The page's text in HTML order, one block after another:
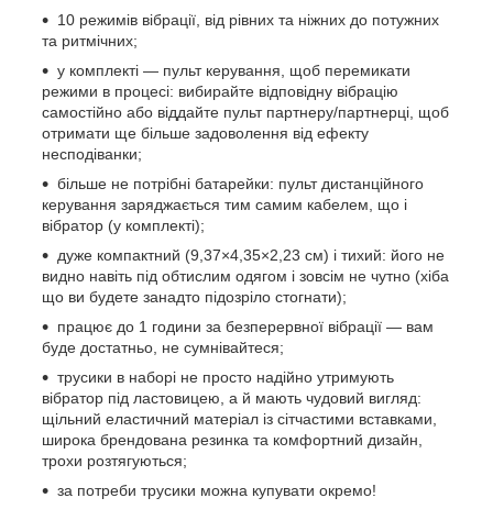
10 режимів вібрації, від рівних та ніжних до потужних
та ритмічних;
у комплекті — пульт керування, щоб перемикати
режими в процесі: вибирайте відповідну вібрацію
самостійно або віддайте пульт партнеру/партнерці, щоб
отримати ще більше задоволення від ефекту
несподіванки;
більше не потрібні батарейки: пульт дистанційного
керування заряджається тим самим кабелем, що і
вібратор (у комплекті);
дуже компактний (9,37×4,35×2,23 см) і тихий: його не
видно навіть під обтислим одягом і зовсім не чутно (хіба
що ви будете занадто підозріло стогнати);
працює до 1 години за безперервної вібрації — вам
буде достатньо, не сумнівайтеся;
трусики в наборі не просто надійно утримують
вібратор під ластовицею, а й мають чудовий вигляд:
щільний еластичний матеріал із сітчастими вставками,
широка брендована резинка та комфортний дизайн,
трохи розтягуються;
за потреби трусики можна купувати окремо!